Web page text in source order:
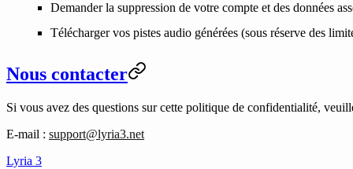
Demander la suppression de votre compte et des données
Télécharger vos pistes audio générées (sous réserve des
Nous contacter
Si vous avez des questions sur cette politique de confidentialité,
E-mail : support@lyria3.net
Lyria 3